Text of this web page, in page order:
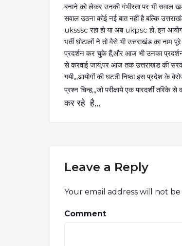
बनाने को लेकर उनकी गंभीरता पर भी सवाल
सवाल उठना कोई नई बात नहीं है बल्कि
uksssc रहा हो या अब ukpsc हो, इन
भर्ती घोटालों ने तो वैसे भी उत्तराखंड का नाम
प्रदर्शन कर चुके हैं,और आज भी उनका प्रदर्शन
से करवाई जाय,पर आज तक उत्तराखंड की
गयी,,,आयोगों की घटती निष्ठा इस प्रदेश के
प्रश्न चिन्ह,,,जो परीक्षाये एक पारदर्शी तरिके
कर रहे है,,,
Leave a Reply
Your email address will not
Comment